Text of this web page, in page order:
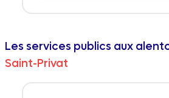
Les services publics aux
Saint-Privat